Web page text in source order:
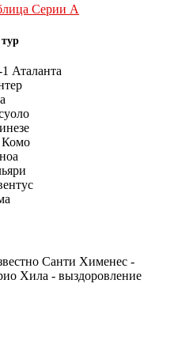
Серии А
Аталанта
Комо
Санти Хименес -
Хила - выздоровление